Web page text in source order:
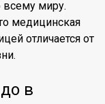
всему миру.
медицинская
отличается от
в